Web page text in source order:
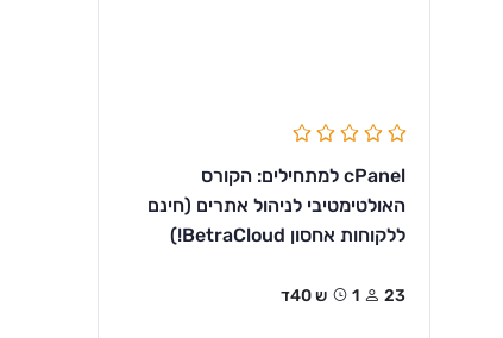
cPanel למתחילים: הקורס
האולטימטיבי לניהול אתרים (חינם
ללקוחות אחסון BetraCloud!)
23 1ש 40ד